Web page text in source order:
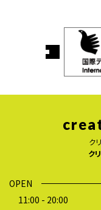
ク
ク
OPEN
11:00 - 20:00